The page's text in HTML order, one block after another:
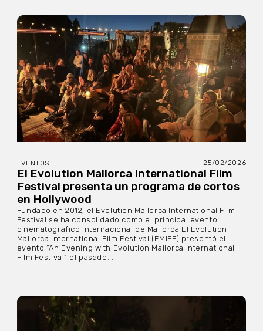
EVENTOS 25/02/2026
El Evolution Mallorca International Film
Festival presenta un programa de cortos
en Hollywood
Fundado en 2012, el Evolution Mallorca International Film
Festival se ha consolidado como el principal evento
cinematográfico internacional de Mallorca El Evolution
Mallorca International Film Festival (EMIFF) presentó el
evento “An Evening with Evolution Mallorca International
Film Festival” el pasado...